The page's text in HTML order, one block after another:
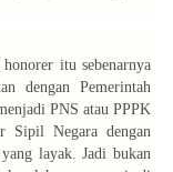
itu sebenarnya
dengan Pemerintah
PNS atau PPPK
Sipil Negara dengan
layak. Jadi bukan